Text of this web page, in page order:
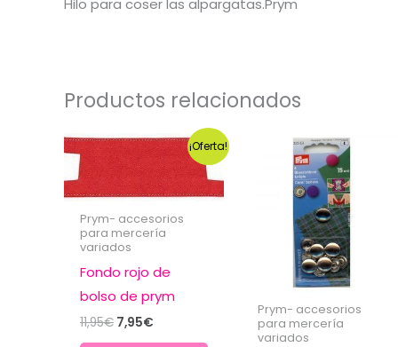
Hilo para coser las alpargatas.Prym
Productos relacionados
¡Oferta!
Prym- accesorios
para mercería
variados
Fondo rojo de
bolso de prym
11,95€ El
7,95€
Prym- accesorios
para mercería
variados